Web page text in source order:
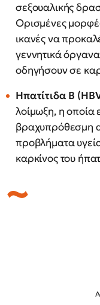
σεξουαλικής
Ορισμένες
ικανές να
γεννητικά
οδηγήσουν σε
Ηπατίτιδα Β
λοίμωξη, η οποία
βραχυπρόθεσμη
προβλήματα
καρκίνος του